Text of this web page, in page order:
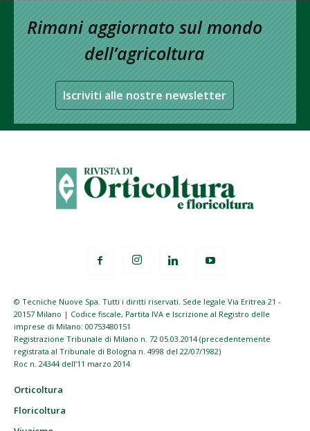
Rimani aggiornato sul mondo
dell’agricoltura
Iscriviti alle nostre newsletter
© Tecniche Nuove Spa. Tutti i diritti riservati. Sede legale Via Eritrea 21 -
20157 Milano | Codice fiscale, Partita IVA e Iscrizione al Registro delle
imprese di Milano: 00753480151
Registrazione Tribunale di Milano n. 72 05.03.2014 (precedentemente
registrata al Tribunale di Bologna n. 4998 del 22/07/1982)
Roc n. 24344 dell’11 marzo 2014
Orticoltura
Floricoltura